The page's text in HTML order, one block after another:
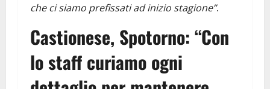
che ci siamo prefissati ad inizio stagione”.
Castionese, Spotorno: “Con
lo staff curiamo ogni